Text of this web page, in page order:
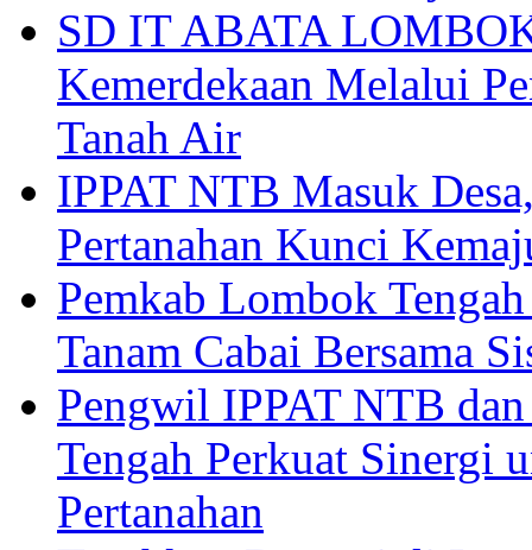
SD IT ABATA
Kemerdekaan Melalui
Tanah Air
IPPAT NTB Masuk
Pertanahan Kunci
Pemkab Lombok
Tanam Cabai Bersama
Pengwil IPPAT NTB
Tengah Perkuat Sinergi
Pertanahan